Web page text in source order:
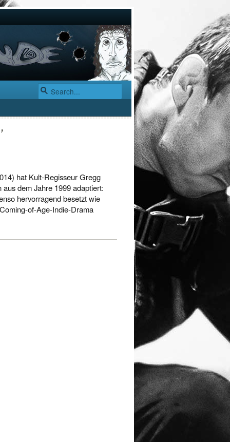
hat Kult-Regisseur Gregg
dem Jahre 1999 adaptiert:
hervorragend besetzt wie
of-Age-Indie-Drama